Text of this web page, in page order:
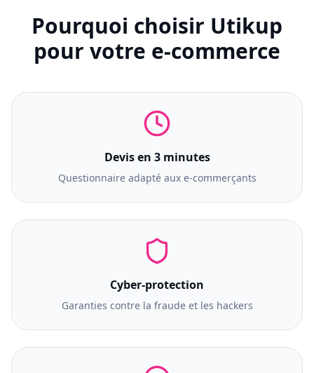
Pourquoi choisir Utikup
pour votre e-commerce
Devis en 3 minutes
Questionnaire adapté aux e-commerçants
Cyber-protection
Garanties contre la fraude et les hackers